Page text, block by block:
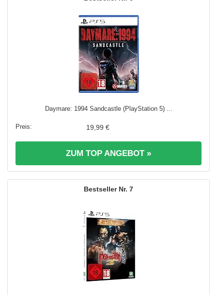
Daymare: 1994 Sandcastle (PlayStation 5) ...
19,99 €
ZUM TOP ANGEBOT »
7